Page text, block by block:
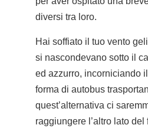
diversi tra loro.
Hai soffiato il tuo vento
si nascondevano sotto il
ed azzurro, incorniciando
forma di autobus
quest’alternativa ci
raggiungere l’altro lato del